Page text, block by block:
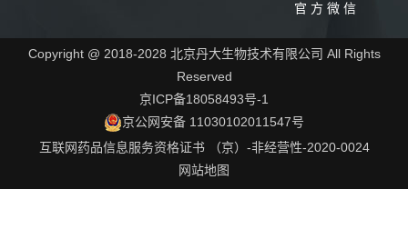
官 方 微 信
Copyright @ 2018-2028 北京丹大生物技术有限公司 All Rights
Reserved
京ICP备18058493号-1
京公网安备 11030102011547号
互联网药品信息服务资格证书 （京）-非经营性-2020-0024
网站地图